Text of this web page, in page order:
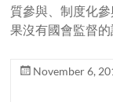
質參與、制度化
果沒有國會監督
November 6,